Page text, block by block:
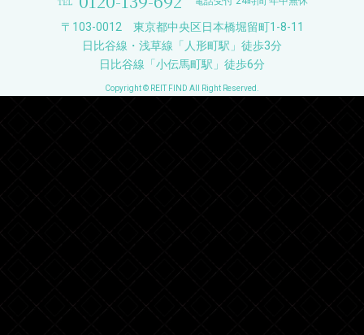
〒103-0012 東京都中央区日本橋堀留町1-8-11
日比谷線・浅草線「人形町駅」徒歩3分
日比谷線「小伝馬町駅」徒歩6分
Copyright © REIT FIND All Right Reserved.